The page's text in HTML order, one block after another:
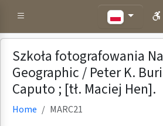
Szkoła fotografowania
Geographic / Peter K.
Caputo ; [tł. Maciej Hen].
Home MARC21